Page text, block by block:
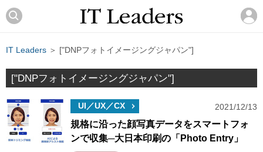
IT Leaders ＞ ["DNPフォトイメージングジャパン"]
["DNPフォトイメージングジャパン"]
UI／UX／CX 2021/12/13
規格に沿った顔写真データをスマートフォ
ンで収集─大日本印刷の「Photo Entry」